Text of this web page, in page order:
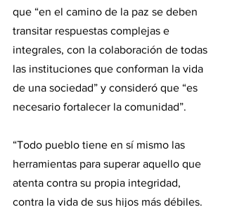
que “en el camino de la paz se deben
transitar respuestas complejas e
integrales, con la colaboración de todas
las instituciones que conforman la vida
de una sociedad” y consideró que “es
necesario fortalecer la comunidad”.
“Todo pueblo tiene en sí mismo las
herramientas para superar aquello que
atenta contra su propia integridad,
contra la vida de sus hijos más débiles.